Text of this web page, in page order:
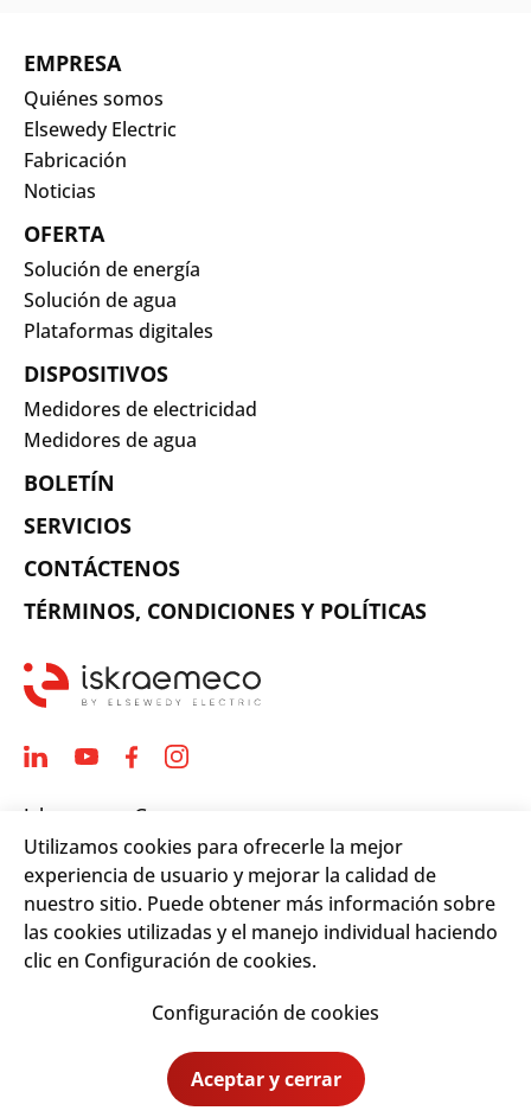
EMPRESA
Quiénes somos
Elsewedy Electric
Fabricación
Noticias
OFERTA
Solución de energía
Solución de agua
Plataformas digitales
DISPOSITIVOS
Medidores de electricidad
Medidores de agua
BOLETÍN
SERVICIOS
CONTÁCTENOS
TÉRMINOS, CONDICIONES Y POLÍTICAS
Iskraemeco Group
Savska loka 4
4000 Kranj, Slovenia
Telephone: +(386) 4 206 4000
Email:
info@iskraemeco.com
Utilizamos cookies para ofrecerle la mejor
experiencia de usuario y mejorar la calidad de
nuestro sitio. Puede obtener más información sobre
las cookies utilizadas y el manejo individual haciendo
clic en Configuración de cookies.
Configuración de cookies
Aceptar y cerrar